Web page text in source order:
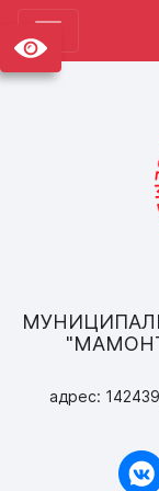
адрес: